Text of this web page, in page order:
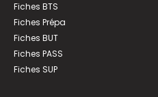
Fiches BTS
Fiches Prépa
Fiches BUT
Fiches PASS
Fiches SUP